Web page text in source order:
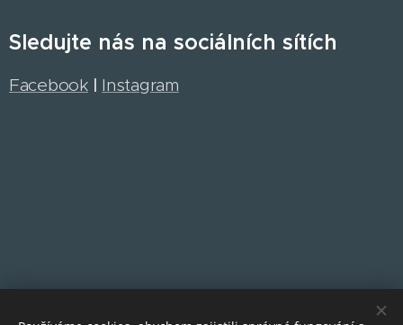
Sledujte nás na sociálních sítích
Facebook| Instagram